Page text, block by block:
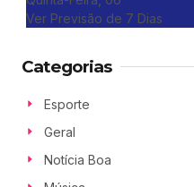
Ver Previsão de 7 Dias
Categorias
Esporte
Geral
Notícia Boa